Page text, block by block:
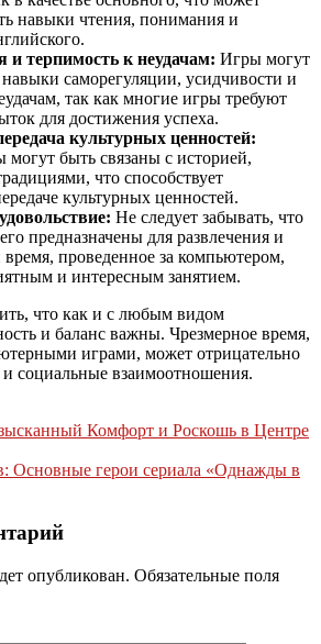
навыки чтения, понимания и
и терпимость к неудачам: Игры могут
саморегуляции, усидчивости и
так как многие игры требуют
для достижения успеха.
культурных ценностей:
могут быть связаны с историей,
что способствует
культурных ценностей.
Не следует забывать, что
предназначены для развлечения и
время, проведенное за компьютером,
и интересным занятием.
что как и с любым видом
и баланс важны. Чрезмерное время,
играми, может отрицательно
и социальные взаимоотношения.
Комфорт и Роскошь в Центре
Основные герои сериала «Однажды в
опубликован. Обязательные поля